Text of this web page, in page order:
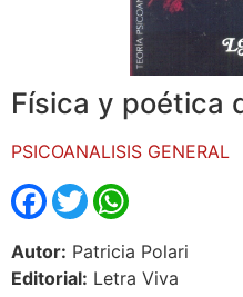
Física y poética
PSICOANALISIS GENERAL
Facebook
Twitter
Autor: Patricia Polari
Editorial: Letra Viva